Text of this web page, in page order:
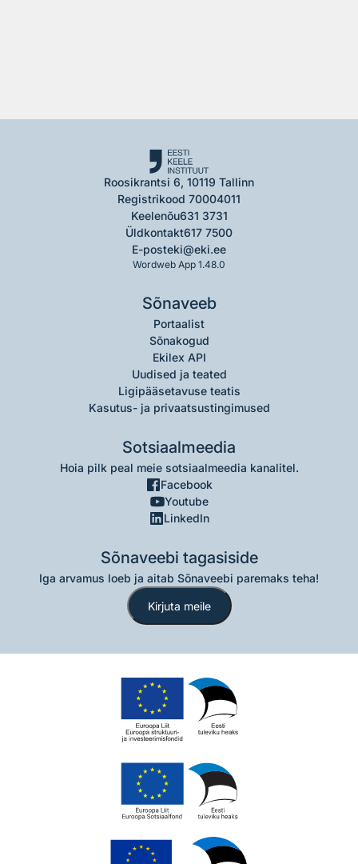
Roosikrantsi 6, 10119 Tallinn
Registrikood 70004011
Keelenõu631 3731
Üldkontakt617 7500
E-posteki@eki.ee
Wordweb App 1.48.0
Sõnaveeb
Portaalist
Sõnakogud
Ekilex API
Uudised ja teated
Ligipääsetavuse teatis
Kasutus- ja privaatsustingimused
Sotsiaalmeedia
Hoia pilk peal meie sotsiaalmeedia kanalitel.
Facebook
Youtube
LinkedIn
Sõnaveebi tagasiside
Iga arvamus loeb ja aitab Sõnaveebi paremaks teha!
Kirjuta meile